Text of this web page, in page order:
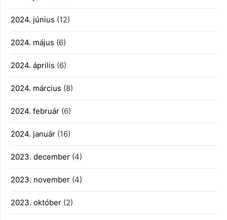
2024. június (12)
2024. május (6)
2024. április (6)
2024. március (8)
2024. február (6)
2024. január (16)
2023. december (4)
2023. november (4)
2023. október (2)